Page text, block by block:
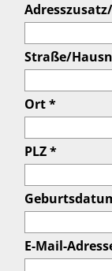
Straße/
Ort *
PLZ *
E-Mail-